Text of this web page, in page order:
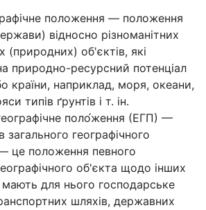
положення — положення
відносно різноманітних
(природних) об'єктів, які
природно-ресурсний потенціал
країни, наприклад, моря, океани,
типів ґрунтів і т. ін.
поло́ження (ЕГП) —
загального географічного
це положення певного
об'єкта щодо інших
мають для нього господарське
шляхів, державних